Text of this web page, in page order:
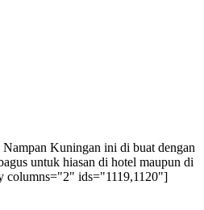
Kuningan ini di buat dengan
untuk hiasan di hotel maupun di
columns="2" ids="1119,1120"]